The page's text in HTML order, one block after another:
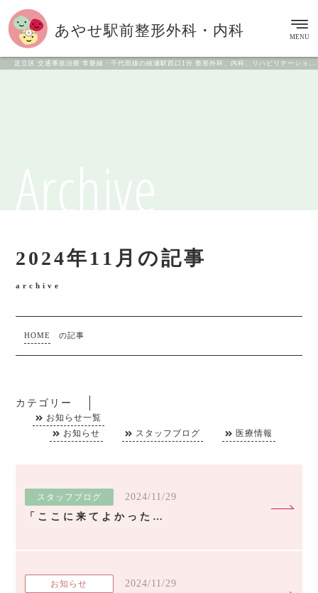
足立区 交通事故治療 常磐線・千代田線の綾瀬駅西口1分 整形外科、内科、リハビリテーション科
あやせ駅前整形外科・内科 MENU
2024年11月の記事
archive
HOME の記事
カテゴリー
お知らせ一覧
お知らせ
スタッフブログ 医療情報
スタッフブログ
2024/11/29
「ここに来てよかった」と言っていただけるクリニック
お知らせ
2024/11/29